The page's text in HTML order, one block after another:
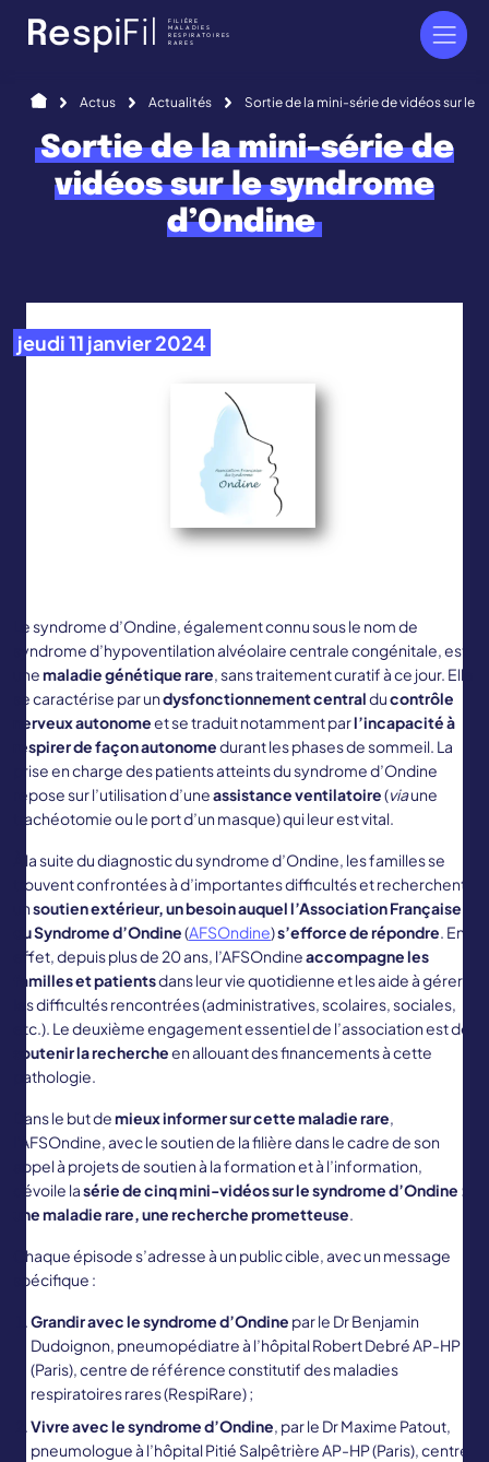
RespiFi FILIÈRE
MALADIES
RESPIRATOIRES
RARES
AccueilActus Actualités Sortie de la mini-série de vidéos sur le
Sortie de la mini-série de
vidéos sur le syndrome
d’Ondine
jeudi 11 janvier 2024
Le syndrome d’Ondine, également connu sous le nom de
syndrome d’hypoventilation alvéolaire centrale congénitale, est
unemaladie génétique rare, sans traitement curatif à ce jour. Elle
se caractérise par undysfonctionnement centralducontrôle
nerveux autonomeet se traduit notamment parl’incapacité à
respirer de façon autonomedurant les phases de sommeil. La
prise en charge des patients atteints du syndrome d’Ondine
repose sur l’utilisation d’uneassistance ventilatoire(viaune
trachéotomie ou le port d’un masque) qui leur est vital.
À la suite du diagnostic du syndrome d’Ondine, les familles se
trouvent confrontées à d’importantes difficultés et recherchent
unsoutien extérieur, un besoin auquel l’Association Française
du Syndrome d’Ondine(AFSOndine)s’efforce de répondre. En
effet, depuis plus de 20 ans, l’AFSOndineaccompagne les
familles et patientsdans leur vie quotidienne et les aide à gérer
les difficultés rencontrées (administratives, scolaires, sociales,
etc.). Le deuxième engagement essentiel de l’association est de
soutenir la rechercheen allouant des financements à cette
pathologie.
Dans le but demieux informer sur cette maladie rare,
l’AFSOndine, avec le soutien de la filière dans le cadre de son
appel à projets de soutien à la formation et à l’information,
dévoile lasérie de cinq mini-vidéos sur le syndrome d’Ondine :
une maladie rare, une recherche prometteuse.
Chaque épisode s’adresse à un public cible, avec un message
spécifique :
Grandir avec le syndrome d’Ondine par le Dr Benjamin
Dudoignon, pneumopédiatre à l’hôpital Robert Debré AP-HP
(Paris), centre de référence constitutif des maladies
respiratoires rares (RespiRare) ;
Vivre avec le syndrome d’Ondine, par le Dr Maxime Patout,
pneumologue à l’hôpital Pitié Salpêtrière AP-HP (Paris), centre